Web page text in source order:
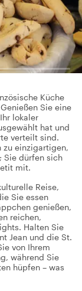
Küche
Sie eine
lokaler
hat und
verteilt sind.
zu einzigartigen,
Sie dürfen sich
mit.
Reise,
Sie essen
genießen,
reichen,
Halten Sie
Jean und die St.
von Ihrem
während Sie
hüpfen – was